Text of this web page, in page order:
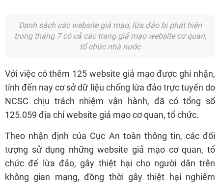
Danh sách các website giả mạo, lừa đảo bị phát hiện
trong tháng 7 có cả các trang giả mạo website cơ quan,
tổ chức nhà nước
Với việc có thêm 125 website giả mạo được ghi nhận,
tính đến nay cơ sở dữ liệu chống lừa đảo trực tuyến do
NCSC chịu trách nhiệm vận hành, đã có tổng số
125.059 địa chỉ website giả mạo cơ quan, tổ chức.
Theo nhận định của Cục An toàn thông tin, các đối
tượng sử dụng những website giả mạo cơ quan, tổ
chức để lừa đảo, gây thiệt hại cho người dân trên
không gian mạng, đồng thời gây thiệt hại nghiêm